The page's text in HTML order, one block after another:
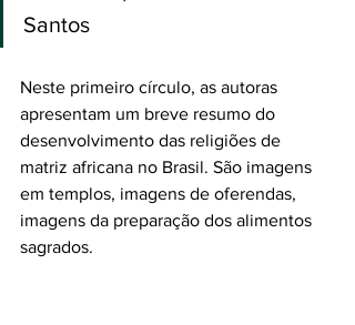
Santos
Neste primeiro círculo, as autoras
apresentam um breve resumo do
desenvolvimento das religiões de
matriz africana no Brasil. São imagens
em templos, imagens de oferendas,
imagens da preparação dos alimentos
sagrados.